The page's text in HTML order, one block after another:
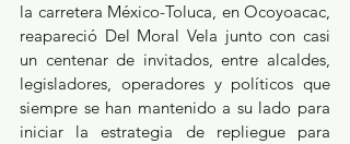
la carretera México-Toluca, en Ocoyoacac,
reapareció Del Moral Vela junto con casi
un centenar de invitados, entre alcaldes,
legisladores, operadores y políticos que
siempre se han mantenido a su lado para
iniciar la estrategia de repliegue para